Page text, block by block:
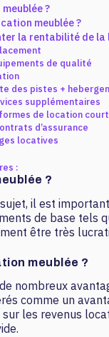
?
meublée ?
la rentabilité de
de qualité
des pistes +
supplémentaires
de location
d’assurance
locatives
:
?
il est
de base tels
être très
meublée ?
nombreux
comme un
les revenus